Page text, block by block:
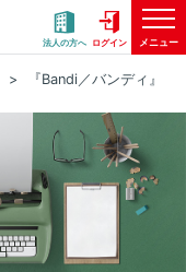
法人の方へ ログイン メニュー
『Bandi／バンディ』